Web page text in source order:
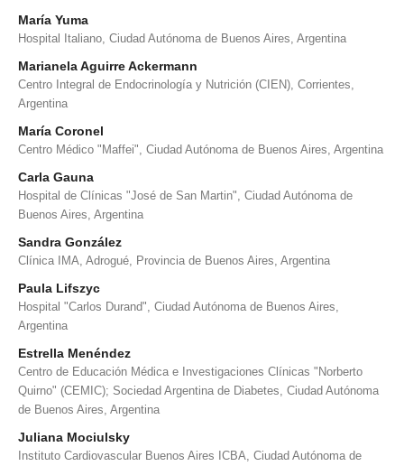
María Yuma
Hospital Italiano, Ciudad Autónoma de Buenos Aires, Argentina
Marianela Aguirre Ackermann
Centro Integral de Endocrinología y Nutrición (CIEN), Corrientes,
Argentina
María Coronel
Centro Médico "Maffei", Ciudad Autónoma de Buenos Aires, Argentina
Carla Gauna
Hospital de Clínicas "José de San Martin", Ciudad Autónoma de
Buenos Aires, Argentina
Sandra González
Clínica IMA, Adrogué, Provincia de Buenos Aires, Argentina
Paula Lifszyc
Hospital "Carlos Durand", Ciudad Autónoma de Buenos Aires,
Argentina
Estrella Menéndez
Centro de Educación Médica e Investigaciones Clínicas "Norberto
Quirno" (CEMIC); Sociedad Argentina de Diabetes, Ciudad Autónoma
de Buenos Aires, Argentina
Juliana Mociulsky
Instituto Cardiovascular Buenos Aires ICBA, Ciudad Autónoma de